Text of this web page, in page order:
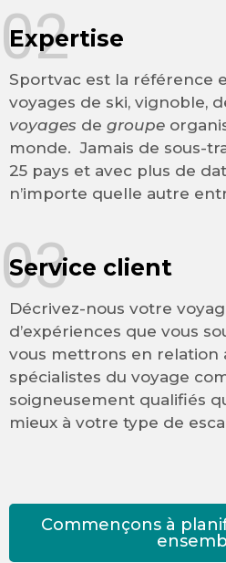
Expertise
Sportvac est la référence
voyages de ski, vignoble,
voyages de groupe
monde. Jamais de sous-
25 pays et avec plus de
n’importe quelle autre
02
Service client
Décrivez-nous votre
d’expériences que vous
vous mettrons en relation
spécialistes du voyage
soigneusement qualifiés
mieux à votre type de
03
Commençons à